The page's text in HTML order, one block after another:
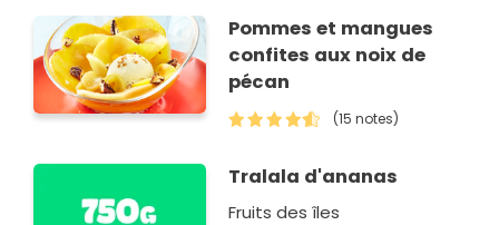
faites maison…
Pommes et mangues
confites aux noix de
pécan
(15 notes)
Tralala d'ananas
Fruits des îles